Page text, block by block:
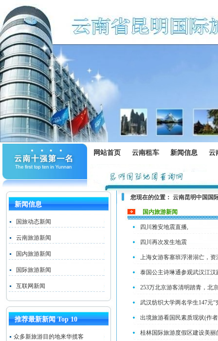
网站首页 云南租车 新闻信息 云
新闻信息
国旅动态新闻
云南旅游新闻
国内旅游新闻
国际旅游新闻
互联网新闻
推荐最新新闻 Top 10
众多新旅游目的地来华揽客
您现在的位置： 云南昆明中国国
国内旅游新闻
四川雅安地震直播,
四川再次发生地震
上海女游客塞班浮潜溺亡，资
泰国公主诗琳通参观武汉江汉
253万北京游客清明踏青，北
武汉纺织大学两名学生147元“
出境旅游看国民素质现状(作
桂林国际旅游度假区建设美